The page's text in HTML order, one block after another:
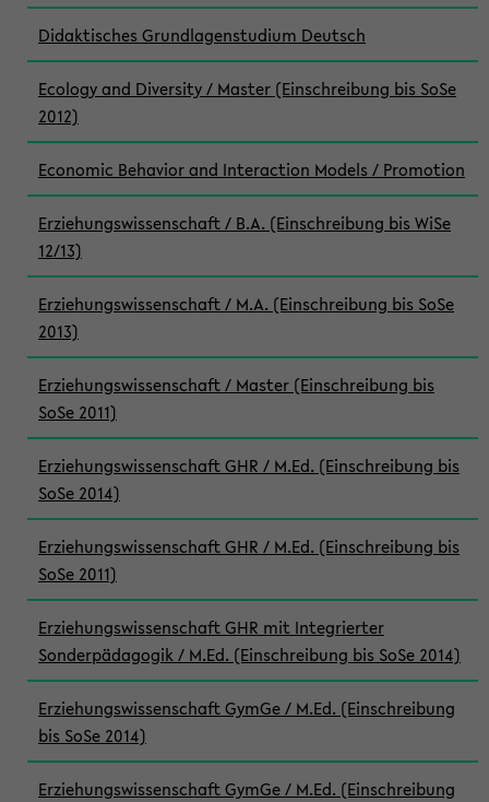
Didaktisches Grundlagenstudium Deutsch
Ecology and Diversity / Master (Einschreibung bis SoSe
2012)
Economic Behavior and Interaction Models / Promotion
Erziehungswissenschaft / B.A. (Einschreibung bis WiSe
12/13)
Erziehungswissenschaft / M.A. (Einschreibung bis SoSe
2013)
Erziehungswissenschaft / Master (Einschreibung bis
SoSe 2011)
Erziehungswissenschaft GHR / M.Ed. (Einschreibung bis
SoSe 2014)
Erziehungswissenschaft GHR / M.Ed. (Einschreibung bis
SoSe 2011)
Erziehungswissenschaft GHR mit Integrierter
Sonderpädagogik / M.Ed. (Einschreibung bis SoSe 2014)
Erziehungswissenschaft GymGe / M.Ed. (Einschreibung
bis SoSe 2014)
Erziehungswissenschaft GymGe / M.Ed. (Einschreibung